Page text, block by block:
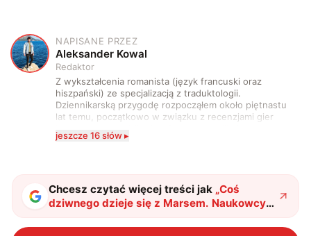
A
NAPISANE PRZEZ
Aleksander Kowal
Redaktor
Z wykształcenia romanista (język francuski oraz
hiszpański) ze specjalizacją z traduktologii.
Dziennikarską przygodę rozpocząłem około piętnastu
lat temu, początkowo w związku z recenzjami gier
komputerowych i filmów. Obecnie publikuję
zdecydowanie częściej na tematy związane z nauką
także uprawiać oraz oglądać sport.
jeszcze 16 słów ▸
Chcesz czytać więcej treści jak „Coś
dziwnego dzieje się z Marsem. Naukowcy
bezradnie rozkładają ręce"?